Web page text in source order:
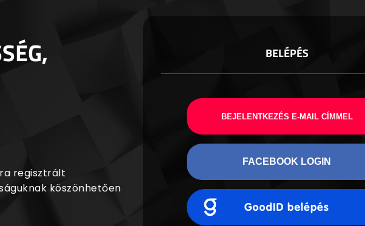
regisztrált
köszönhetően
BELÉPÉS
BEJELENTKEZÉS E-MAIL CÍMMEL
FACEBOOK LOGIN